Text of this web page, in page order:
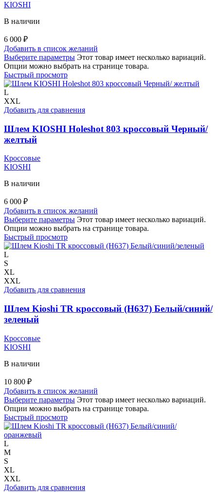
KIOSHI
В наличии
6 000 ₽
Добавить в список желаний
Выберите параметры Этот товар имеет несколько вариаций.
Опции можно выбрать на странице товара.
Быстрый просмотр
L
XXL
Добавить для сравнения
Шлем KIOSHI Holeshot 803 кроссовый Черный/
желтый
Кроссовые
KIOSHI
В наличии
6 000 ₽
Добавить в список желаний
Выберите параметры Этот товар имеет несколько вариаций.
Опции можно выбрать на странице товара.
Быстрый просмотр
L
S
XL
XXL
Добавить для сравнения
Шлем Kioshi TR кроссовый (H637) Белый/синий/
зеленый
Кроссовые
KIOSHI
В наличии
10 800 ₽
Добавить в список желаний
Выберите параметры Этот товар имеет несколько вариаций.
Опции можно выбрать на странице товара.
Быстрый просмотр
L
M
S
XL
XXL
Добавить для сравнения